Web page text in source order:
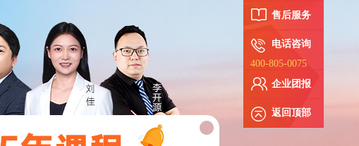
售后服务
电话咨询
400-805-0075
企业团报
返回顶部